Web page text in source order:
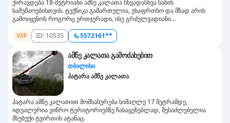
ქირავდება 18-მეტრიანი ამწე კალათა სხვადასხვა სახის
სამუშაოებისთვის. ტექნიკა გამართულია, უსაფრთხო და მზად არის
გამოიყენოს როგორც ერთჯერადი, ისე გრძელვადიანი
კომპანიებს, ასევე კერძო პირებს, უზრუნველყოფით სწრაფ,
პროფესიონალურ და უსაფრთხო მომსახურებას.მომსახურება მოიცავს:
მაღალი სართულების სამუშაოს (სამონტაჟო, შეკეთება, შეღებვა და
სხვ.) ხე-მცენარეთა ჭრასა და მოვლას განათების მოწყობას და
სარეკლამო აბანბარების მონტაჟს სხვა სამუშაოებს, სადაც საჭიროებს
კალათა 18-მეტრიანი ამწე ვმუშაობთ საქართველოში უსაფრთხოების
ყველა სტანდარტის დაცვით. ფასები შეთანხმებით, ხელმისაწვდომი
პირობებით.
VIP ID: 10535 5572161**
ამწე კალათა გამოძახებით
თბილისი
პატარა ამწე კალათა
პატარა ამწე კალათით მომსახურება სიმაღლე 17 მეტრამდე,
იდეალურია ვიწრო ტერიტორიებზე ჩასაყენებლად, შესაძლებელია
მსუბუქი ტვირთის ატანაც.